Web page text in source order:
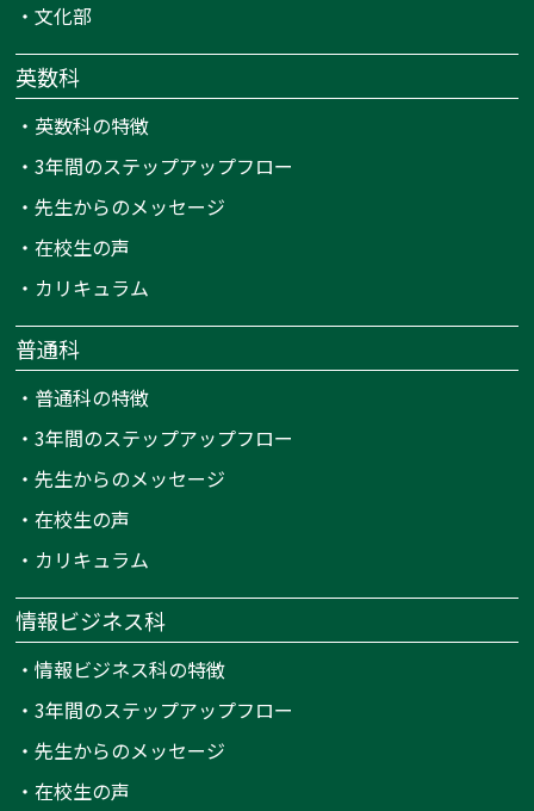
・文化部
英数科
・ 英数科の特徴
・3年間のステップアップフロー
・先生からのメッセージ
・在校生の声
・ カリキュラム
普通科
・ 普通科の特徴
・3年間のステップアップフロー
・先生からのメッセージ
・在校生の声
・ カリキュラム
情報ビジネス科
・情報ビジネス科の特徴
・3年間のステップアップフロー
・先生からのメッセージ
・在校生の声